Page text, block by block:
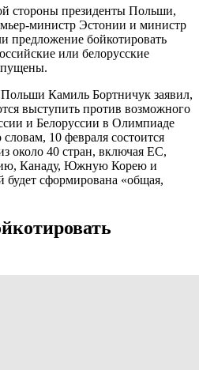
стороны президенты Польши,
министр Эстонии и министр
предложение бойкотировать
или белорусские
Камиль Бортничук заявил,
выступить против возможного
и Белоруссии в Олимпиаде
10 февраля состоится
около 40 стран, включая ЕС,
Канаду, Южную Корею и
сформирована «общая,